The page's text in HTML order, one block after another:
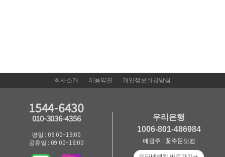
회사소개 이용약관 개인정보취급방침
1544-6430
010-3036-4356
평일 : 09:00~19:00
공휴일 : 09:00~18:00
우리은행
1006-801-486984
예금주 : 꽃주문닷컴